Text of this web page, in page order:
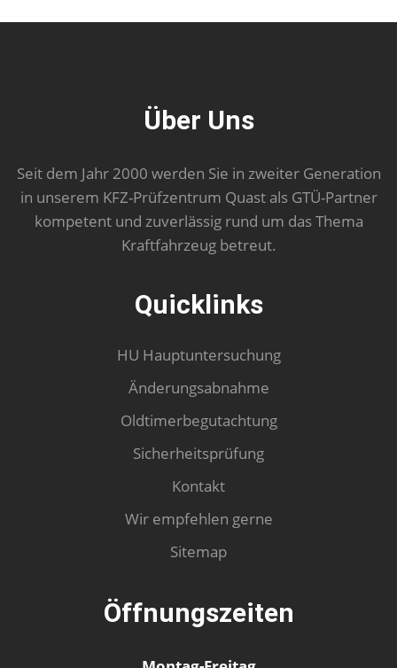
Über Uns
Seit dem Jahr 2000 werden Sie in zweiter Generation
in unserem KFZ-Prüfzentrum Quast als GTÜ-Partner
kompetent und zuverlässig rund um das Thema
Kraftfahrzeug betreut.
Quicklinks
HU Hauptuntersuchung
Änderungsabnahme
Oldtimerbegutachtung
Sicherheitsprüfung
Kontakt
Wir empfehlen gerne
Sitemap
Öffnungszeiten